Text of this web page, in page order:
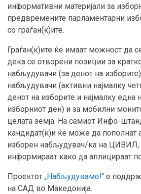
информативни материјали за
предвремените парламентарни
со граѓан(к)ите.
Граѓан(к)ите ќе имаат можност да
дека се отворени позиции за
набљудувачи (за денот на
набљудувачи (активни најмалку
денот на изборите и најмалку една
изборниот ден) и за мобилни
целата земја. На самиот Инфо-
кандидат(к)и ќе може да пополнат
изборен набљудувач/ка на ЦИВИЛ,
информираат како да аплицираат
Проектот „Набљудуваме!“ е
на САД во Македонија.